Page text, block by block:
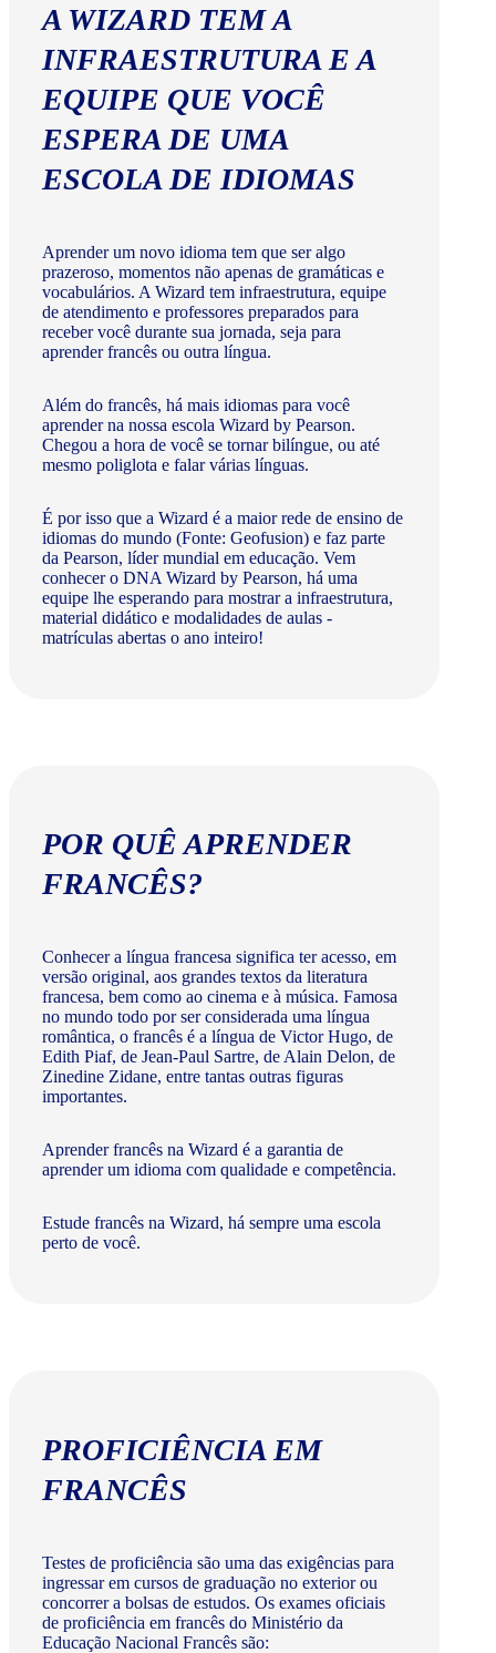
A WIZARD TEM A
INFRAESTRUTURA E A
EQUIPE QUE VOCÊ
ESPERA DE UMA
ESCOLA DE IDIOMAS
Aprender um novo idioma tem que ser algo
prazeroso, momentos não apenas de gramáticas e
vocabulários. A Wizard tem infraestrutura, equipe
de atendimento e professores preparados para
receber você durante sua jornada, seja para
aprender francês ou outra língua.
Além do francês, há mais idiomas para você
aprender na nossa escola Wizard by Pearson.
Chegou a hora de você se tornar bilíngue, ou até
mesmo poliglota e falar várias línguas.
É por isso que a Wizard é a maior rede de ensino de
idiomas do mundo (Fonte: Geofusion) e faz parte
da Pearson, líder mundial em educação. Vem
conhecer o DNA Wizard by Pearson, há uma
equipe lhe esperando para mostrar a infraestrutura,
material didático e modalidades de aulas -
matrículas abertas o ano inteiro!
POR QUÊ APRENDER
FRANCÊS?
Conhecer a língua francesa significa ter acesso, em
versão original, aos grandes textos da literatura
francesa, bem como ao cinema e à música. Famosa
no mundo todo por ser considerada uma língua
romântica, o francês é a língua de Victor Hugo, de
Edith Piaf, de Jean-Paul Sartre, de Alain Delon, de
Zinedine Zidane, entre tantas outras figuras
importantes.
Aprender francês na Wizard é a garantia de
aprender um idioma com qualidade e competência.
Estude francês na Wizard, há sempre uma escola
perto de você.
PROFICIÊNCIA EM
FRANCÊS
Testes de proficiência são uma das exigências para
ingressar em cursos de graduação no exterior ou
concorrer a bolsas de estudos. Os exames oficiais
de proficiência em francês do Ministério da
Educação Nacional Francês são: